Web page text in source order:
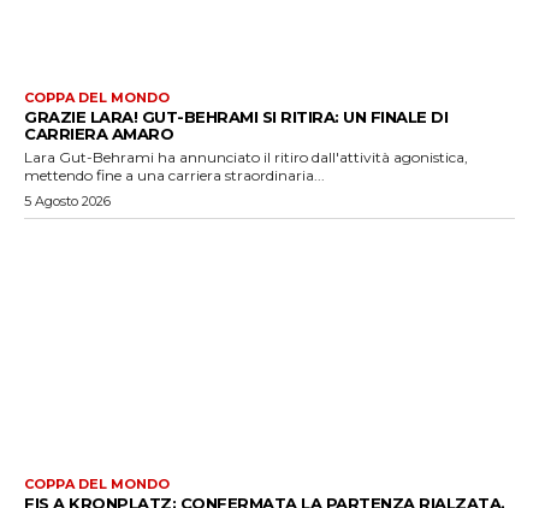
COPPA DEL MONDO
GRAZIE LARA! GUT-BEHRAMI SI RITIRA: UN FINALE DI
CARRIERA AMARO
Lara Gut-Behrami ha annunciato il ritiro dall'attività agonistica,
mettendo fine a una carriera straordinaria...
5 Agosto 2026
COPPA DEL MONDO
FIS A KRONPLATZ: CONFERMATA LA PARTENZA RIALZATA.